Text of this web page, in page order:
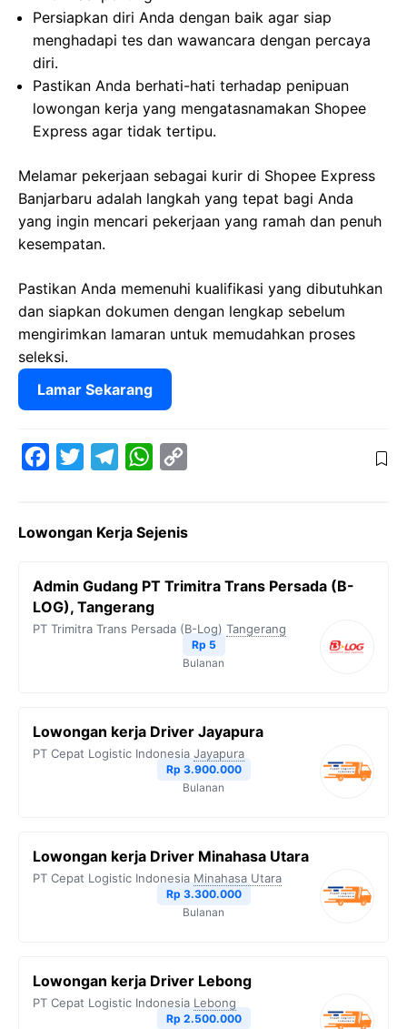
Persiapkan diri Anda dengan baik agar siap
menghadapi tes dan wawancara dengan percaya
diri.
Pastikan Anda berhati-hati terhadap penipuan
lowongan kerja yang mengatasnamakan Shopee
Express agar tidak tertipu.
Melamar pekerjaan sebagai kurir di Shopee Express
Banjarbaru adalah langkah yang tepat bagi Anda
yang ingin mencari pekerjaan yang ramah dan penuh
kesempatan.
Pastikan Anda memenuhi kualifikasi yang dibutuhkan
dan siapkan dokumen dengan lengkap sebelum
mengirimkan lamaran untuk memudahkan proses
seleksi.
Lamar Sekarang
e
o
o
t
e
e
r
W
t
A
p
y
i
n
k
Lowongan Kerja Sejenis
Admin Gudang PT Trimitra Trans Persada (B-
LOG), Tangerang
PT Trimitra Trans Persada (B-Log) Tangerang
Rp 5
Bulanan
Lowongan kerja Driver Jayapura
PT Cepat Logistic Indonesia Jayapura
Rp 3.900.000
Bulanan
Lowongan kerja Driver Minahasa Utara
PT Cepat Logistic Indonesia Minahasa Utara
Rp 3.300.000
Bulanan
Lowongan kerja Driver Lebong
PT Cepat Logistic Indonesia Lebong
Rp 2.500.000